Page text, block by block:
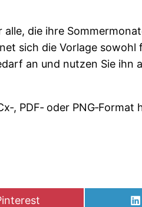
die ihre
sich die Vorlage
an und nutzen Sie ihn
PDF‑ oder